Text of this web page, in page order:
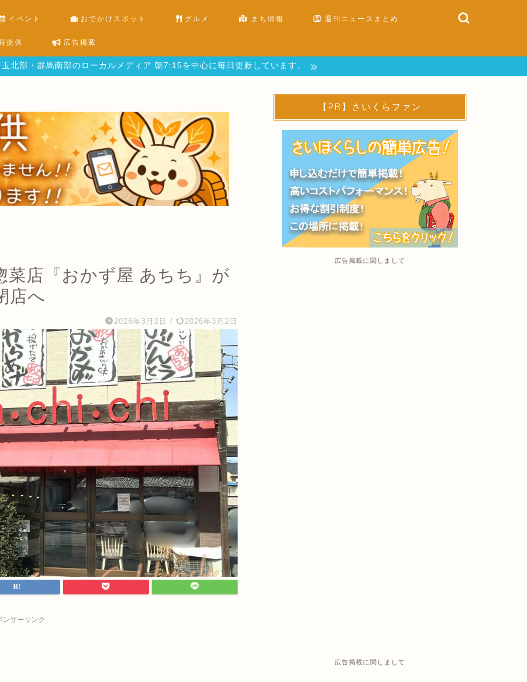
イベント おでかけスポット グルメ まち情報 週刊ニュースまとめ
提供 広告掲載
北部・群馬南部のローカルメディア 朝7:15を中心に毎日更新しています。
菜店『おかず屋 あちち』が
店へ
2026年3月2日 / 2026年3月2日
ンサーリンク
【PR】さいくらファン
広告掲載に関しまして
広告掲載に関しまして